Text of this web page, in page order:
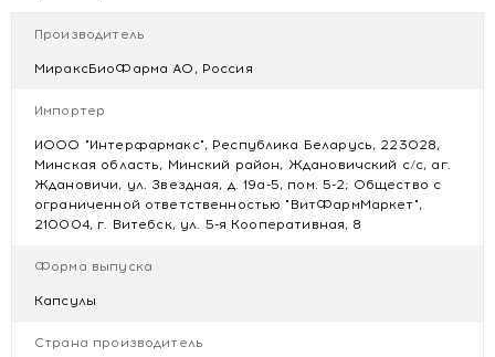
Не является лекарственным средством.
Противопоказания
Не рекомендуется применение продукта лицам моложе
также при приема препаратов, снижающих кислотность
желудочного сока.
Купить Биологически активная добавка к пище "Индинол"
Производитель
МираксБиоФарма АО, Россия
Импортер
ИООО "Интерфармакс", Республика Беларусь, 223028,
Минская область, Минский район, Ждановичский с/с, аг.
Ждановичи, ул. Звездная, д. 19а-5, пом. 5-2; Общество с
ограниченной ответственностью "ВитФармМаркет",
210004, г. Витебск, ул. 5-я Кооперативная, 8
Форма выпуска
Капсулы
Страна производитель